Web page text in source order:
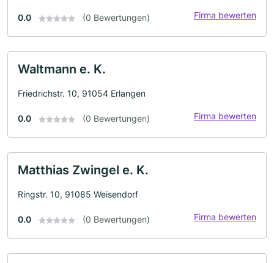
0.0 (0 Bewertungen) Firma bewerten
Waltmann e. K.
Friedrichstr. 10, 91054 Erlangen
0.0 (0 Bewertungen) Firma bewerten
Matthias Zwingel e. K.
Ringstr. 10, 91085 Weisendorf
0.0 (0 Bewertungen) Firma bewerten